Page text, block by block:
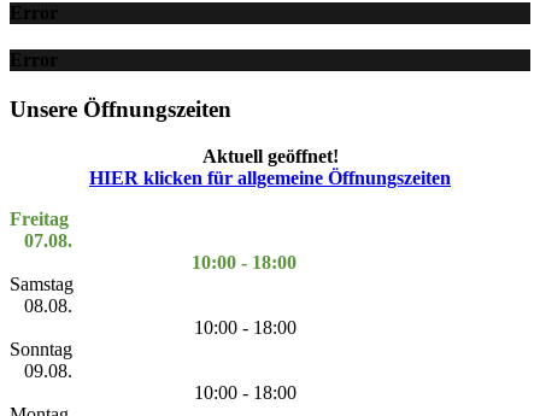
Error
Error
Unsere Öffnungszeiten
Aktuell geöffnet!
HIER klicken für allgemeine Öffnungszeiten
Freitag
07.08.
10:00 - 18:00
Samstag
08.08.
10:00 - 18:00
Sonntag
09.08.
10:00 - 18:00